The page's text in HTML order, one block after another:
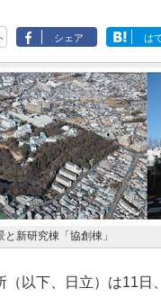
シェア は
と新研究棟「協創棟」
以下、日立）は11日